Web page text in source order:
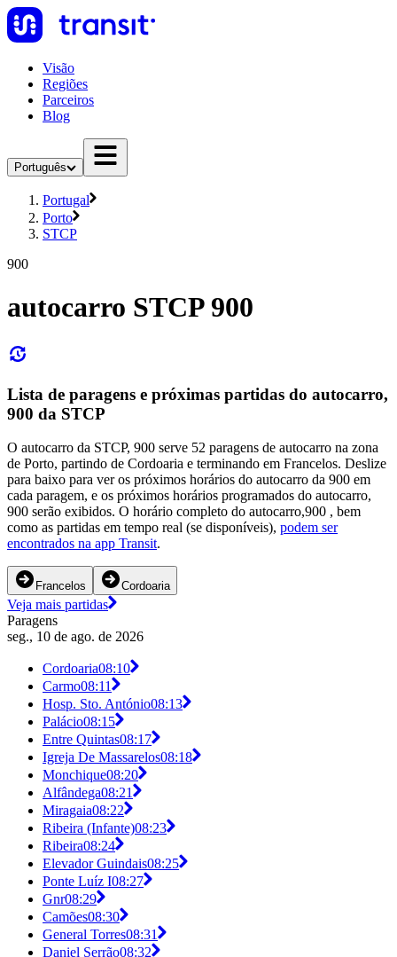
Visão
Regiões
Parceiros
Blog
Português
Portugal
Porto
STCP
900
autocarro STCP 900
Lista de paragens e próximas partidas do autocarro,
900 da STCP
O autocarro da STCP, 900 serve 52 paragens de autocarro na zona
de Porto, partindo de Cordoaria e terminando em Francelos. Deslize
para baixo para ver os próximos horários do autocarro da 900 em
cada paragem, e os próximos horários programados do autocarro,
900 serão exibidos. O horário completo do autocarro,900 , bem
como as partidas em tempo real (se disponíveis), podem ser
encontrados na app Transit.
Francelos Cordoaria
Veja mais partidas
Paragens
seg., 10 de ago. de 2026
Cordoaria08:10
Carmo08:11
Hosp. Sto. António08:13
Palácio08:15
Entre Quintas08:17
Igreja De Massarelos08:18
Monchique08:20
Alfândega08:21
Miragaia08:22
Ribeira (Infante)08:23
Ribeira08:24
Elevador Guindais08:25
Ponte Luíz I08:27
Gnr08:29
Camões08:30
General Torres08:31
Daniel Serrão08:32